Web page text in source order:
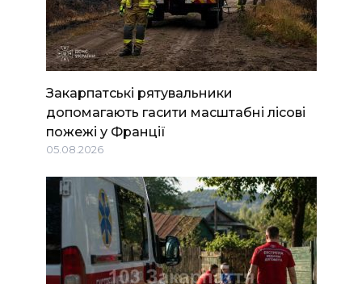
Закарпатські рятувальники
допомагають гасити масштабні лісові
пожежі у Франції
05.08.2026